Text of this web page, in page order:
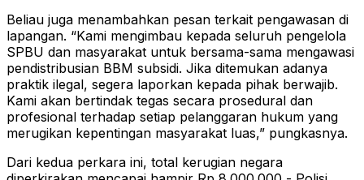
Beliau juga menambahkan pesan terkait pengawasan di
lapangan. “Kami mengimbau kepada seluruh pengelola
SPBU dan masyarakat untuk bersama-sama mengawasi
pendistribusian BBM subsidi. Jika ditemukan adanya
praktik ilegal, segera laporkan kepada pihak berwajib.
Kami akan bertindak tegas secara prosedural dan
profesional terhadap setiap pelanggaran hukum yang
merugikan kepentingan masyarakat luas,” pungkasnya.
Dari kedua perkara ini, total kerugian negara